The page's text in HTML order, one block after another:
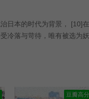
日本的时代为背景， [10]
冷落与苛待，唯有被选为
的奇幻爱恋由此展开。
豆瓣高分